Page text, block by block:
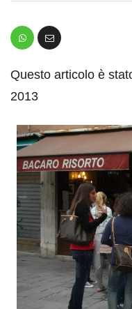
Questo articolo è
2013